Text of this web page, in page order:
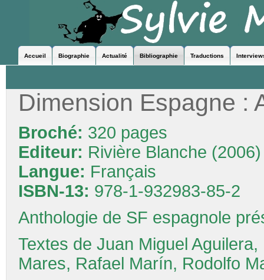
Accueil Biographie Actualité Bibliographie Traductions
Dimension Espagne :
Broché: 320 pages
Editeur: Rivière Blanche (2006)
Langue: Français
ISBN-13: 978-1-932983-85-2
Anthologie de SF espagnole
Textes de Juan Miguel
Mares, Rafael Marín, Rodolfo